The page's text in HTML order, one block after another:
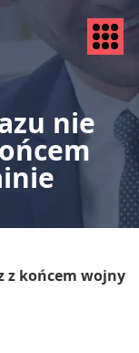
nie
z końcem wojny